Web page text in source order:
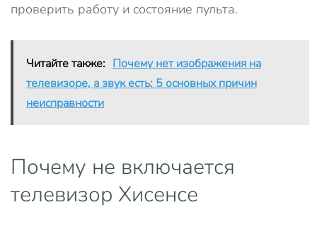
проверить работу и состояние пульта.
Читайте также: Почему нет изображения на
телевизоре, а звук есть: 5 основных причин
неисправности
Почему не включается
телевизор Хисенсе